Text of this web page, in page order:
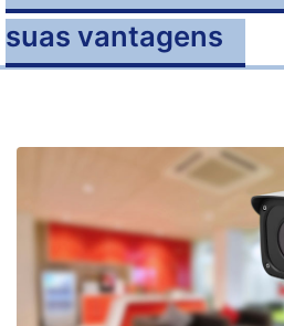
suas vantagens